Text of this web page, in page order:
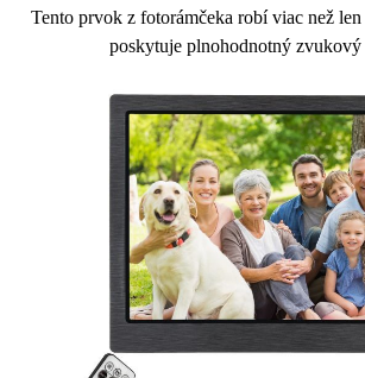
Tento prvok z fotorámčeka robí viac než
poskytuje plnohodnotný zvukový